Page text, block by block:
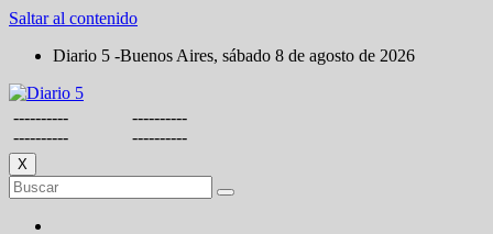
Saltar al contenido
Diario 5 -Buenos Aires, sábado 8 de agosto de 2026
----------
----------
----------
----------
X